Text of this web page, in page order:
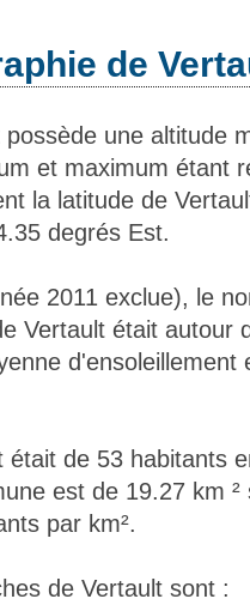
de
une altitude
et maximum étant
la latitude de
degrés Est.
2011 exclue), le
Vertault était autour
d'ensoleillement
était de 53 habitants
est de 19.27 km
par km².
de Vertault sont :